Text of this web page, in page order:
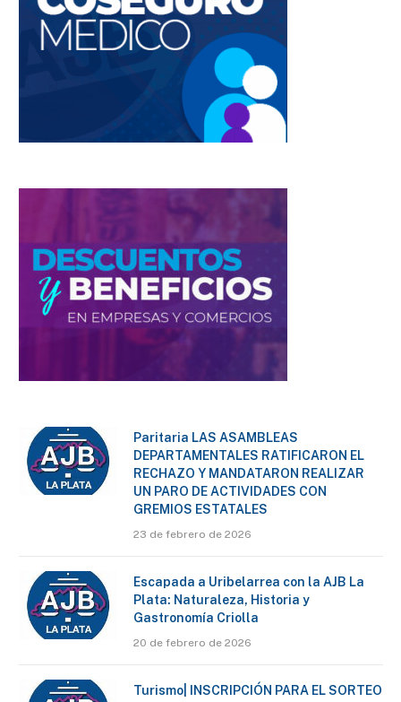
Paritaria LAS ASAMBLEAS
DEPARTAMENTALES RATIFICARON EL
RECHAZO Y MANDATARON REALIZAR
UN PARO DE ACTIVIDADES CON
GREMIOS ESTATALES
23 de febrero de 2026
Escapada a Uribelarrea con la AJB La
Plata: Naturaleza, Historia y
Gastronomía Criolla
20 de febrero de 2026
Turismo| INSCRIPCIÓN PARA EL SORTEO